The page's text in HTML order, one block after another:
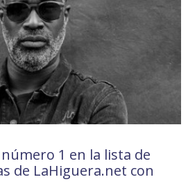
1 en la lista de
de LaHiguera.net con